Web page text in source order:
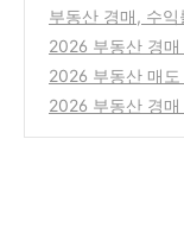
다: 초고속 자금
부동산 경매, 수
피하기: 견적의 기
2026 부동산 경
숨은 압도적 수익
2026 부동산 매
는 엑시트의 기술
2026 부동산 경